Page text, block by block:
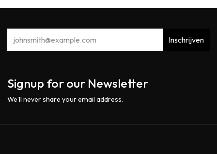
Inschrijven
Signup for our Newsletter
We’ll never share your email address.